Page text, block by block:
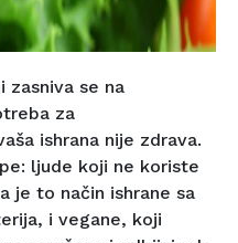
zasniva se na
za
ishrana nije zdrava.
ljude koji ne koriste
je to način ishrane sa
i vegane, koji